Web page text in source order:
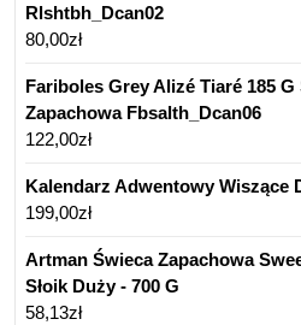
Rlshtbh_Dcan02
80,00zł
Fariboles Grey Alizé Tiaré 185 G
Zapachowa Fbsalth_Dcan06
122,00zł
Kalendarz Adwentowy Wiszące
199,00zł
Artman Świeca Zapachowa
Słoik Duży - 700 G
58,13zł